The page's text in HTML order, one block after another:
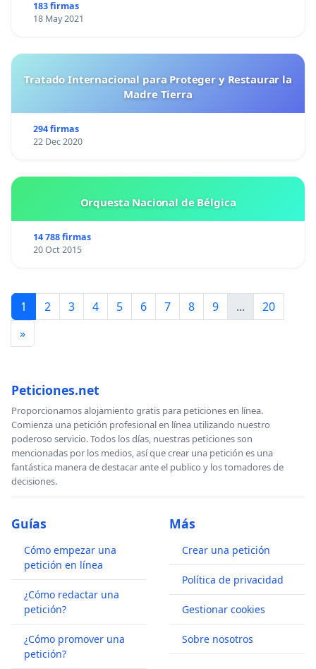
183 firmas
18 May 2021
Tratado Internacional para Proteger y Restaurar la
Madre Tierra
294 firmas
22 Dec 2020
Orquesta Nacional de Bélgica
14 788 firmas
20 Oct 2015
1 2 3 4 5 6 7 8 9 ...
20
»
Peticiones.net
Proporcionamos alojamiento gratis para peticiones en línea.
Comienza una petición profesional en línea utilizando nuestro
poderoso servicio. Todos los días, nuestras peticiones son
mencionadas por los medios, así que crear una petición es una
fantástica manera de destacar ante el publico y los tomadores de
decisiones.
Guías
Cómo empezar una
petición en línea
¿Cómo redactar una
petición?
¿Cómo promover una
petición?
Más
Crear una petición
Política de privacidad
Gestionar cookies
Sobre nosotros